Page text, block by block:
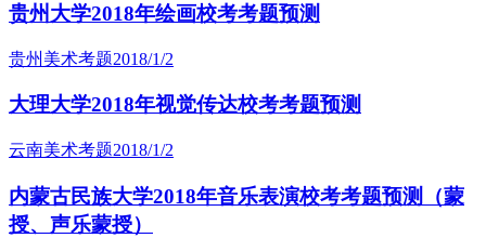
贵州大学2018年绘画校考考题预测
贵州美术考题2018/1/2
大理大学2018年视觉传达校考考题预测
云南美术考题2018/1/2
内蒙古民族大学2018年音乐表演校考考题预测（蒙
授、声乐蒙授）